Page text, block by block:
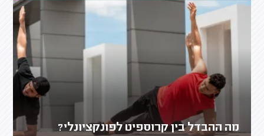
מה ההבדל בין קרוספיט לפונקציונלי?